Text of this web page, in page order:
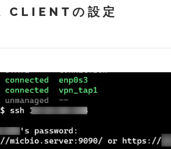
CLIENTの設定